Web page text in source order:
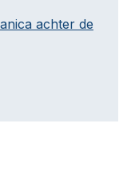
achter de